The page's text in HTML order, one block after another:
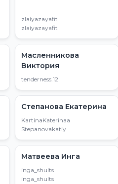
zlaiyazayafit
zlaiyazayafit
Масленникова
Виктория
tenderness.12
Степанова Екатерина
KartinaKaterinaa
Stepanovakatiy
Матвеева Инга
inga_shults
inga_shults